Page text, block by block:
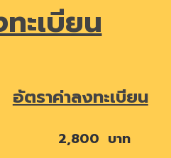
ะเบียน
อัตราค่าลงทะเบียน
2,800 บาท